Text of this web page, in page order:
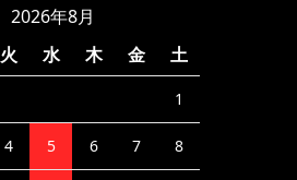
2026年8月
火 水 木 金 土
1
4 5 6 7 8